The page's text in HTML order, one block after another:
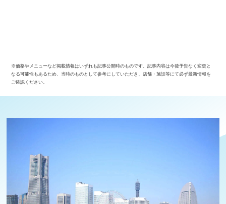
※価格やメニューなど掲載情報はいずれも記事公開時のものです。記事内容は今後予告なく変更と
なる可能性もあるため、当時のものとして参考にしていただき、店舗・施設等にて必ず最新情報を
ご確認ください。